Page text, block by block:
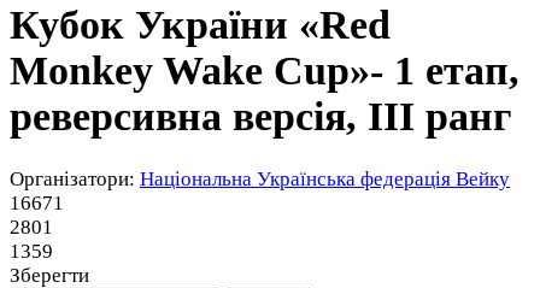
Кубок України «Red
Monkey Wake Cup»- 1 етап,
реверсивна версія, III ранг
Організатори: Національна Українська федерація Вейку
16671
2801
1359
Зберегти